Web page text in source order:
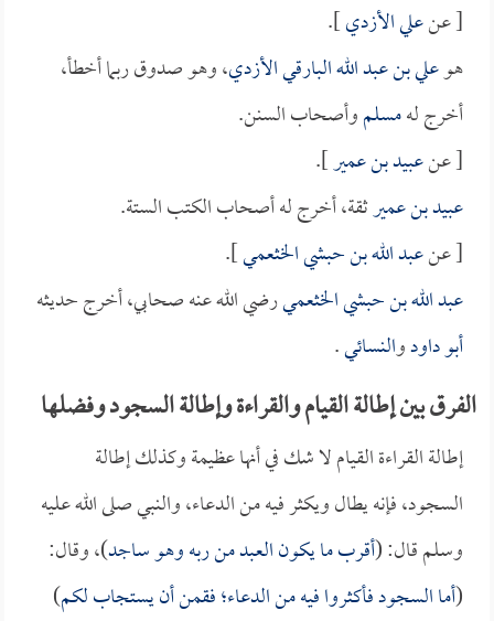
[ عنعلي الأزدي].
هوعلي بن عبد الله البارقي الأزدي، وهو صدوق ربما أخطأ،
أخرج لهمسلموأصحاب السنن.
[ عنعبيد بن عمير].
عبيد بن عميرثقة، أخرج له أصحاب الكتب الستة.
[ عنعبد الله بن حبشي الخثعمي].
عبد الله بن حبشي الخثعميرضي الله عنه صحابي، أخرج حديثه
أبو داودوالنسائي.
الفرق بين إطالة القيام والقراءة وإطالة السجود وفضلها
إطالة القراءة القيام لا شك في أنها عظيمة وكذلك إطالة
السجود، فإنه يطال ويكثر فيه من الدعاء، والنبي صلى الله عليه
وسلم قال: (أقرب ما يكون العبد من ربه وهو ساجد)، وقال:
(أما السجود فأكثروا فيه من الدعاء؛ فقمن أن يستجاب لكم)